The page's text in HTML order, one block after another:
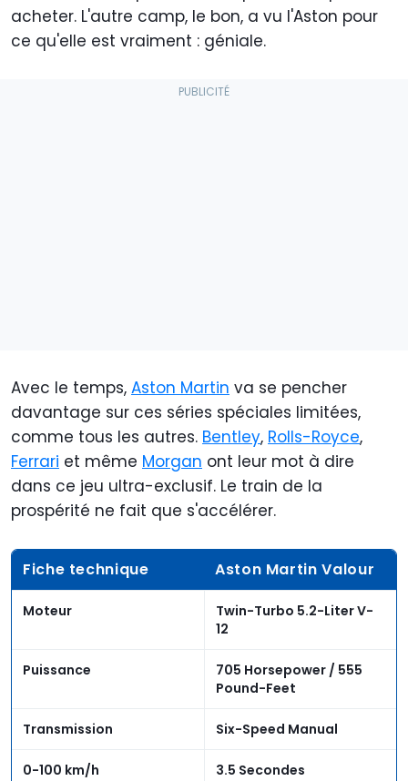
acheter. L'autre camp, le bon, a vu l'Aston pour
ce qu'elle est vraiment : géniale.
Avec le temps, Aston Martin va se pencher
davantage sur ces séries spéciales limitées,
comme tous les autres. Bentley, Rolls-Royce,
Ferrari et même Morgan ont leur mot à dire
dans ce jeu ultra-exclusif. Le train de la
prospérité ne fait que s'accélérer.
Fiche technique Aston Martin Valour
Moteur
Twin-Turbo 5.2-Liter V-
12
Puissance
705 Horsepower / 555
Pound-Feet
Transmission Six-Speed Manual
0-100 km/h 3.5 Secondes